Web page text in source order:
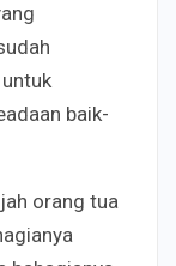
baik-
orang tua